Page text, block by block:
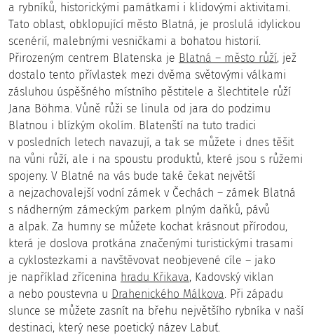
a rybníků, historickými památkami i klidovými aktivitami.
Tato oblast, obklopující město Blatná, je proslulá idylickou
scenérií, malebnými vesničkami a bohatou historií.
Přirozeným centrem Blatenska je Blatná – město růží, jež
dostalo tento přívlastek mezi dvěma světovými válkami
zásluhou úspěšného místního pěstitele a šlechtitele růží
Jana Böhma. Vůně růži se linula od jara do podzimu
Blatnou i blízkým okolím. Blatenští na tuto tradici
v posledních letech navazují, a tak se můžete i dnes těšit
na vůni růží, ale i na spoustu produktů, které jsou s růžemi
spojeny. V Blatné na vás bude také čekat největší
a nejzachovalejší vodní zámek v Čechách – zámek Blatná
s nádherným zámeckým parkem plným daňků, pávů
a alpak. Za humny se můžete kochat krásnout přírodou,
která je doslova protkána značenými turistickými trasami
a cyklostezkami a navštěvovat neobjevené cíle – jako
je například zřícenina hradu Křikava, Kadovský viklan
a nebo poustevna u Drahenického Málkova. Při západu
slunce se můžete zasnít na břehu největšího rybníka v naší
destinaci, který nese poetický název Labuť.